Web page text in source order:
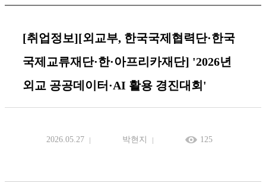
[취업정보][외교부, 한국국제협력단·한국
국제교류재단·한·아프리카재단] '2026년
외교 공공데이터·AI 활용 경진대회'
2026.05.27 박현지 125